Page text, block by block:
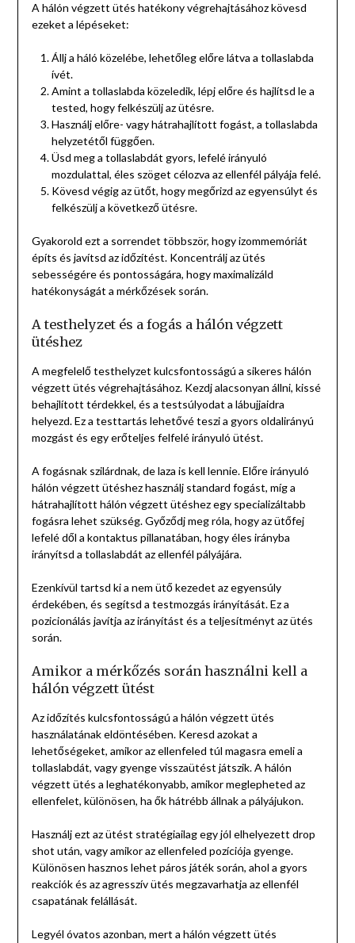
A hálón végzett ütés hatékony végrehajtásához kövesd
ezeket a lépéseket:
Állj a háló közelébe, lehetőleg előre látva a tollaslabda
ívét.
Amint a tollaslabda közeledik, lépj előre és hajlítsd le a
tested, hogy felkészülj az ütésre.
Használj előre- vagy hátrahajlított fogást, a tollaslabda
helyzetétől függően.
Üsd meg a tollaslabdát gyors, lefelé irányuló
mozdulattal, éles szöget célozva az ellenfél pályája felé.
Kövesd végig az ütőt, hogy megőrizd az egyensúlyt és
felkészülj a következő ütésre.
Gyakorold ezt a sorrendet többször, hogy izommemóriát
építs és javítsd az időzítést. Koncentrálj az ütés
sebességére és pontosságára, hogy maximalizáld
hatékonyságát a mérkőzések során.
A testhelyzet és a fogás a hálón végzett
ütéshez
A megfelelő testhelyzet kulcsfontosságú a sikeres hálón
végzett ütés végrehajtásához. Kezdj alacsonyan állni, kissé
behajlított térdekkel, és a testsúlyodat a lábujjaidra
helyezd. Ez a testtartás lehetővé teszi a gyors oldalirányú
mozgást és egy erőteljes felfelé irányuló ütést.
A fogásnak szilárdnak, de laza is kell lennie. Előre irányuló
hálón végzett ütéshez használj standard fogást, míg a
hátrahajlított hálón végzett ütéshez egy specializáltabb
fogásra lehet szükség. Győződj meg róla, hogy az ütőfej
lefelé dől a kontaktus pillanatában, hogy éles irányba
irányítsd a tollaslabdát az ellenfél pályájára.
Ezenkívül tartsd ki a nem ütő kezedet az egyensúly
érdekében, és segítsd a testmozgás irányítását. Ez a
pozicionálás javítja az irányítást és a teljesítményt az ütés
során.
Amikor a mérkőzés során használni kell a
hálón végzett ütést
Az időzítés kulcsfontosságú a hálón végzett ütés
használatának eldöntésében. Keresd azokat a
lehetőségeket, amikor az ellenfeled túl magasra emeli a
tollaslabdát, vagy gyenge visszaütést játszik. A hálón
végzett ütés a leghatékonyabb, amikor meglepheted az
ellenfelet, különösen, ha ők hátrébb állnak a pályájukon.
Használj ezt az ütést stratégiailag egy jól elhelyezett drop
shot után, vagy amikor az ellenfeled pozíciója gyenge.
Különösen hasznos lehet páros játék során, ahol a gyors
reakciók és az agresszív ütés megzavarhatja az ellenfél
csapatának felállását.
Legyél óvatos azonban, mert a hálón végzett ütés